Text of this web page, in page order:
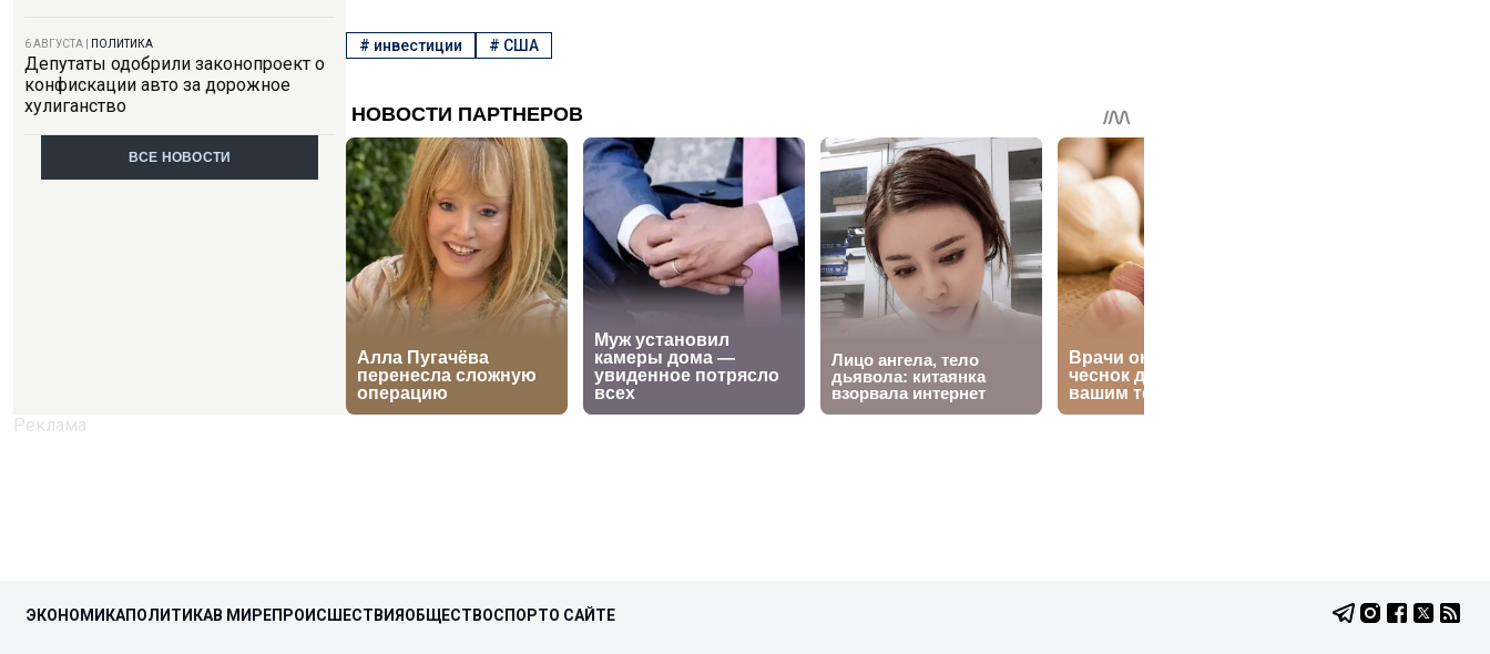
6 АВГУСТА ПОЛИТИКА
Депутаты одобрили законопроект о
конфискации авто за дорожное
хулиганство
ВСЕ НОВОСТИ
# инвестиции # США
ЭКОНОМИКАПОЛИТИКАВ МИРЕПРОИСШЕСТВИЯ ОБЩЕСТВОСПОРТО САЙТЕ